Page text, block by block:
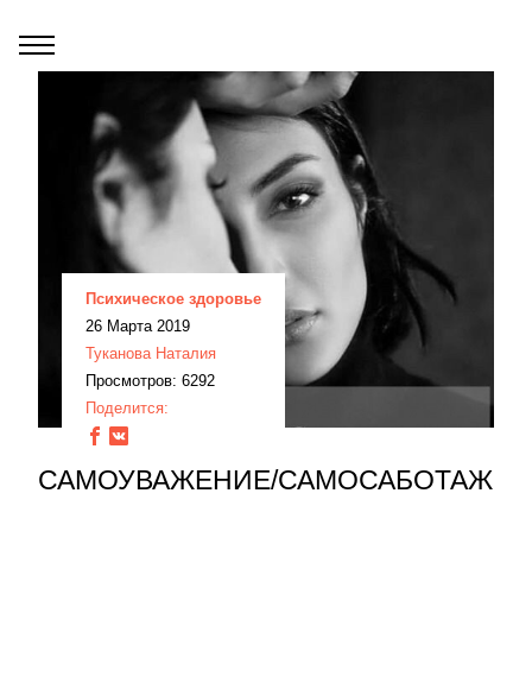
Психическое здоровье
26 Марта 2019
Туканова Наталия
Просмотров: 6292
Поделится:
САМОУВАЖЕНИЕ/САМОСАБОТАЖ